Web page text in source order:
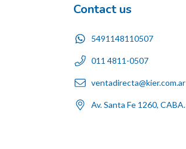
Contact us
5491148110507
011 4811-0507
ventadirecta@kier.com.ar
Av. Santa Fe 1260, CABA.